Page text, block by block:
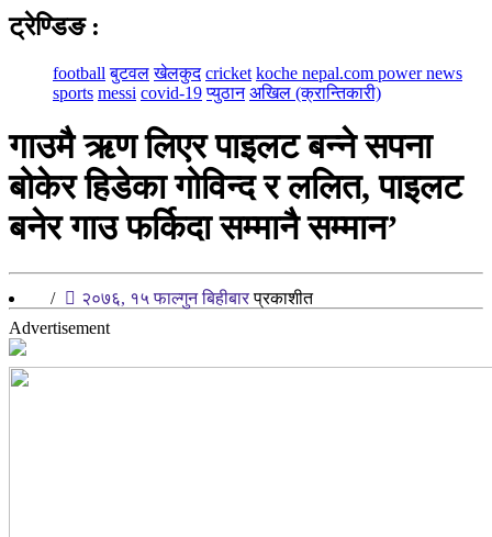
ट्रेण्डिङ :
football बुटवल खेलकुद cricket koche nepal.com power news
sports messi covid-19 प्युठान अखिल (क्रान्तिकारी)
गाउमै ऋण लिएर पाइलट बन्ने सपना
बोकेर हिडेका गोविन्द र ललित, पाइलट
बनेर गाउ फर्किदा सम्मानै सम्मान’
/ २०७६, १५ फाल्गुन बिहीबारप्रकाशीत
Advertisement